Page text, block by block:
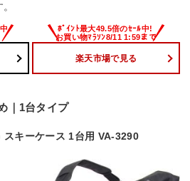
楽天市場で見る
｜1台タイプ
スキーケース 1台用 VA-3290